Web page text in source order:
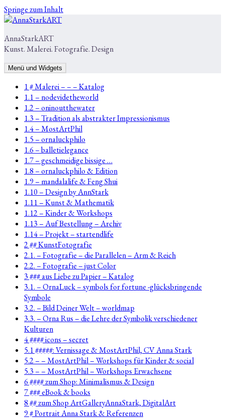
Springe zum Inhalt
AnnaStarkART
Kunst. Malerei. Fotografie. Design
Menü und Widgets
1 # Malerei – – – Katalog
1.1 – nodevidetheworld
1.2 – oninoutthewater
1.3 – Tradition als abstrakter Impressionismus
1.4 – MostArtPhil
1.5 – ornaluckphilo
1.6 – balletielegance
1.7 – geschmeidige bissige …
1.8 – ornaluckphilo & Edition
1.9 – mandalalife & Feng Shui
1.10 – Design by AnnStark
1.11 – Kunst & Mathematik
1.12 – Kinder & Workshops
1.13 – Auf Bestellung – Archiv
1.14 – Projekt – startendlife
2 ## KunstFotografie
2.1. – Fotografie – die Parallelen – Arm & Reich
2.2. – Fotografie – just Color
3 ### aus Liebe zu Papier – Katalog
3.1. – OrnaLuck – symbols for fortune -glücksbringende
Symbole
3.2. – Bild Deiner Welt – worldmap
3.3. – Orna Rus – die Lehre der Symbolik verschiedener
Kulturen
4 #### icons – secret
5.1 #####: Vernissage & MostArtPhil, CV Anna Stark
5.2 – – MostArtPhil – Workshops für Kinder & social
5.3 – – MostArtPhil – Workshops Erwachsene
6 #### zum Shop: Minimalismus & Design
7 ### eBook & books
8 ## zum Shop ArtGalleryAnnaStark, DigitalArt
9 # Portrait Anna Stark & Referenzen